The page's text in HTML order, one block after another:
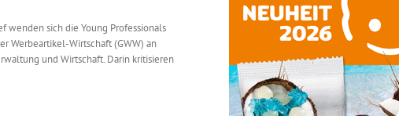
wenden sich die Young Professionals
Werbeartikel-Wirtschaft (GWW) an
und Wirtschaft. Darin kritisieren